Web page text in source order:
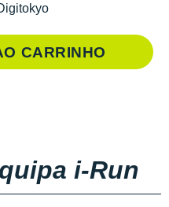
CARRINHO
i-Run